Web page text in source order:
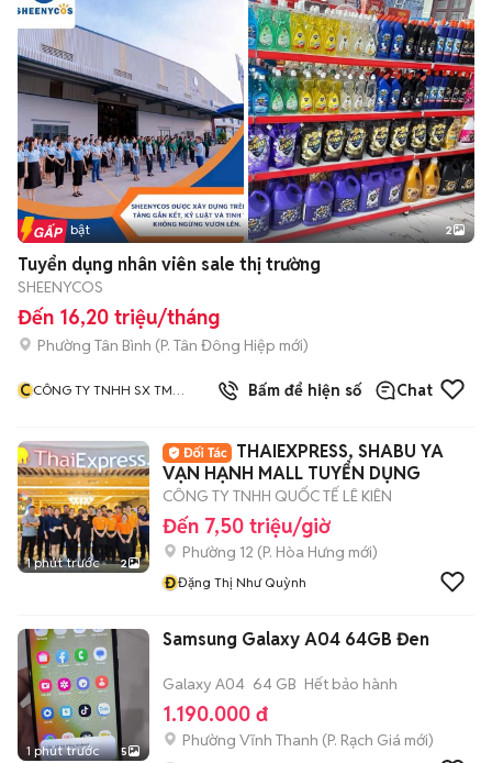
Tin nổi bật 2
Tuyển dụng nhân viên sale thị trường
SHEENYCOS
Đến 16,20 triệu/tháng
Phường Tân Bình (P. Tân Đông Hiệp mới)
CCÔNG TY TNHH SX TM
Bấm để hiện số Chat
1 phút trước 2
THAIEXPRESS, SHABU YA
VẠN HẠNH MALL TUYỂN DỤNG
CÔNG TY TNHH QUỐC TẾ LÊ KIÊN
Đến 7,50 triệu/giờ
Phường 12 (P. Hòa Hưng mới)
ĐĐặng Thị Như Quỳnh
1 phút trước 5
Samsung Galaxy A04 64GB Đen
Galaxy A04 64 GB Hết bảo hành
1.190.000 đ
Phường Vĩnh Thanh (P. Rạch Giá mới)